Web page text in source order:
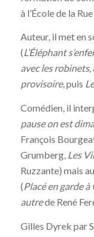
à l’École de la
Auteur, il met en
(L’Éléphant
avec les robinets,
provisoire, puis
Comédien, il
pause on est
François
Grumberg, Les
Ruzzante) mais
(Placé en garde à
autrede René
Gilles Dyrek par